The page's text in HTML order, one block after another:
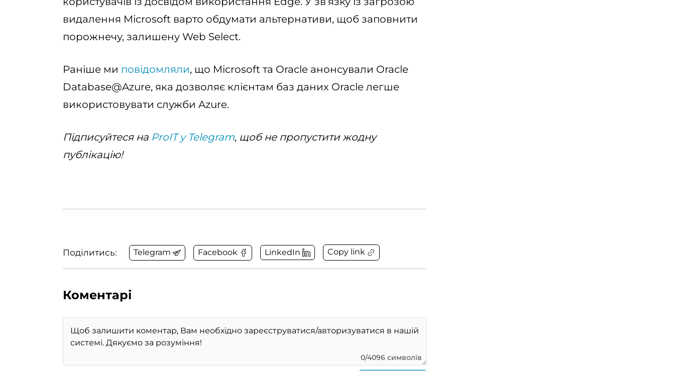
видалення Microsoft варто обдумати альтернативи, щоб заповнити
порожнечу, залишену Web Select.
Раніше ми повідомляли, що Microsoft та Oracle анонсували Oracle
Database@Azure, яка дозволяє клієнтам баз даних Oracle легше
використовувати служби Azure.
Підписуйтеся на ProIT у Telegram, щоб не пропустити жодну
публікацію!
Поділитись: Telegram Facebook LinkedIn Copy link
Коментарі
0/4096 символів